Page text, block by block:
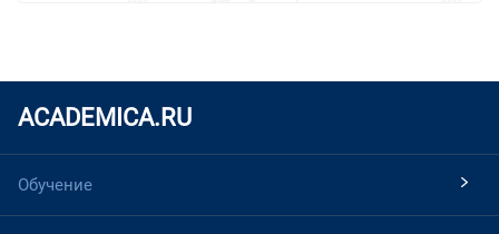
ACADEMICA.RU
Обучение